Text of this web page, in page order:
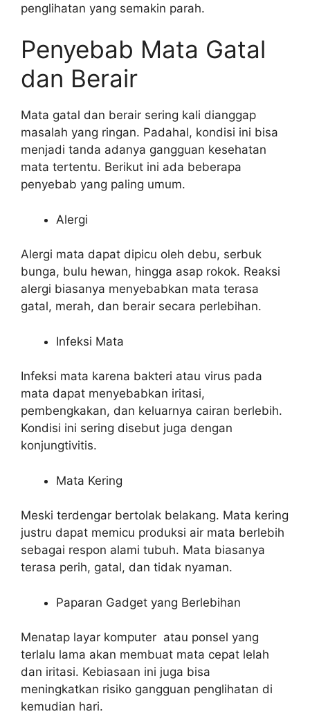
penglihatan yang semakin parah.
Penyebab Mata Gatal
dan Berair
Mata gatal dan berair sering kali dianggap
masalah yang ringan. Padahal, kondisi ini bisa
menjadi tanda adanya gangguan kesehatan
mata tertentu. Berikut ini ada beberapa
penyebab yang paling umum.
Alergi
Alergi mata dapat dipicu oleh debu, serbuk
bunga, bulu hewan, hingga asap rokok. Reaksi
alergi biasanya menyebabkan mata terasa
gatal, merah, dan berair secara perlebihan.
Infeksi Mata
Infeksi mata karena bakteri atau virus pada
mata dapat menyebabkan iritasi,
pembengkakan, dan keluarnya cairan berlebih.
Kondisi ini sering disebut juga dengan
konjungtivitis.
Mata Kering
Meski terdengar bertolak belakang. Mata kering
justru dapat memicu produksi air mata berlebih
sebagai respon alami tubuh. Mata biasanya
terasa perih, gatal, dan tidak nyaman.
Paparan Gadget yang Berlebihan
Menatap layar komputer atau ponsel yang
terlalu lama akan membuat mata cepat lelah
dan iritasi. Kebiasaan ini juga bisa
meningkatkan risiko gangguan penglihatan di
kemudian hari.